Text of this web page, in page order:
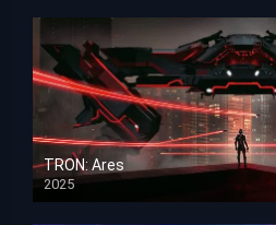
TRON: Ares
2025
HD 1080p